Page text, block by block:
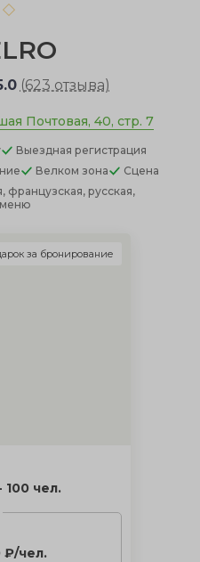
(623 отзыва)
Почтовая, 40, стр. 7
Выездная регистрация
Велком зона
Сцена
французская, русская,
меню
100 чел.
₽/чел.
за бронирование